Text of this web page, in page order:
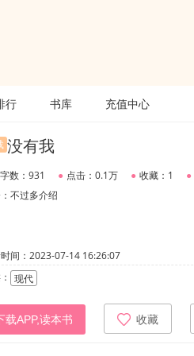
行 书库 充值中心
没有我
数：931 ● 点击：0.1万 ● 收藏：1 ●
不过多介绍
间：2023-07-14 16:26:07
现代
载APP,读本书 收藏